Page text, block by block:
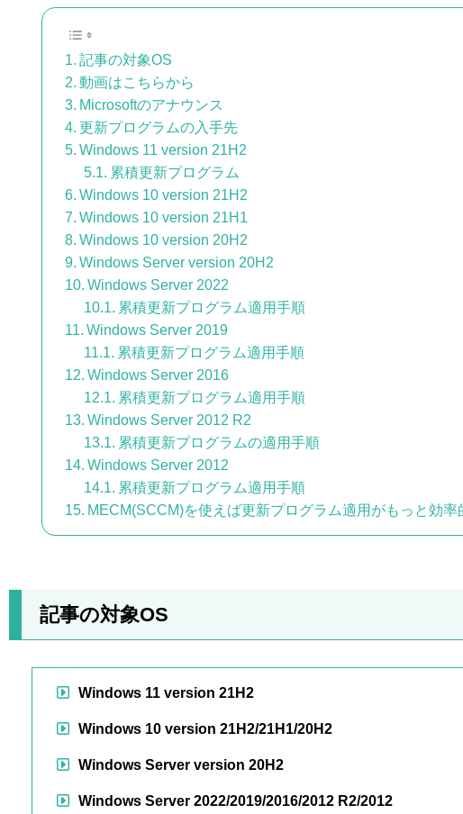
記事の対象OS
動画はこちらから
Microsoftのアナウンス
更新プログラムの入手先
Windows 11 version 21H2
累積更新プログラム
Windows 10 version 21H2
Windows 10 version 21H1
Windows 10 version 20H2
Windows Server version 20H2
Windows Server 2022
累積更新プログラム適用手順
Windows Server 2019
累積更新プログラム適用手順
Windows Server 2016
累積更新プログラム適用手順
Windows Server 2012 R2
累積更新プログラムの適用手順
Windows Server 2012
累積更新プログラム適用手順
MECM(SCCM)を使えば更新プログラム適用がもっと効率
記事の対象OS
Windows 11 version 21H2
Windows 10 version 21H2/21H1/20H2
Windows Server version 20H2
Windows Server 2022/2019/2016/2012 R2/2012